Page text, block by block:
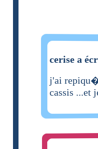
cerise a
j'ai
cassis ...et